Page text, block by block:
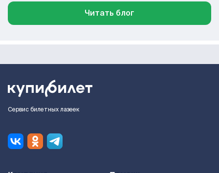
Читать блог
Сервис билетных лазеек